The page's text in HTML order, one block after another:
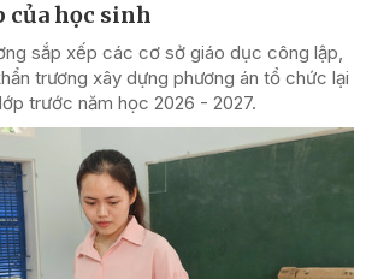
của học sinh
sắp xếp các cơ sở giáo dục công lập,
trương xây dựng phương án tổ chức lại
trước năm học 2026 - 2027.